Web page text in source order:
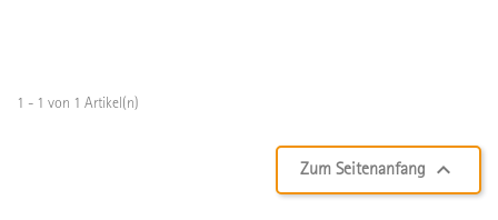
1 - 1 von 1 Artikel(n)
Zum Seitenanfang 